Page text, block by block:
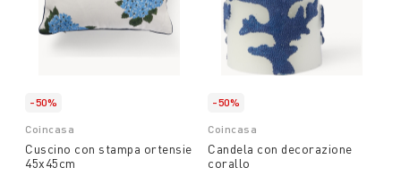
-50%
Coincasa
Cuscino con stampa ortensie
45x45cm
-50%
Coincasa
Candela con decorazione
corallo